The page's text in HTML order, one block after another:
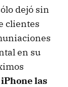
dejó sin
clientes
en su
las